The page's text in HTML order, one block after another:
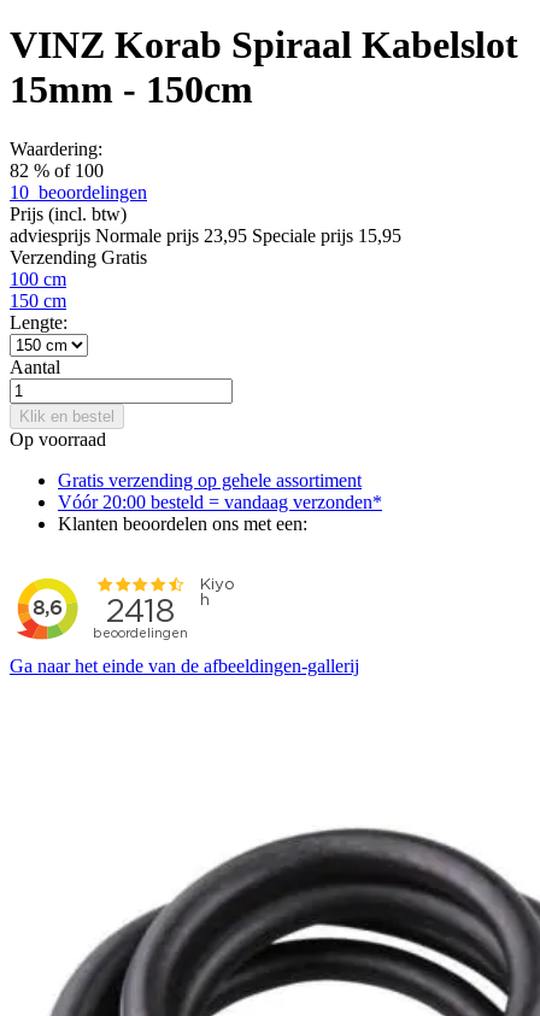
VINZ Korab Spiraal Kabelslot
15mm - 150cm
Waardering:
82 % of 100
10 beoordelingen
Prijs (incl. btw)
adviesprijs Normale prijs 23,95 Speciale prijs 15,95
Verzending Gratis
100 cm
150 cm
Lengte:
Aantal
Klik en bestel
Op voorraad
Gratis verzending op gehele assortiment
Vóór 20:00 besteld = vandaag verzonden*
Klanten beoordelen ons met een:
Ga naar het einde van de afbeeldingen-gallerij